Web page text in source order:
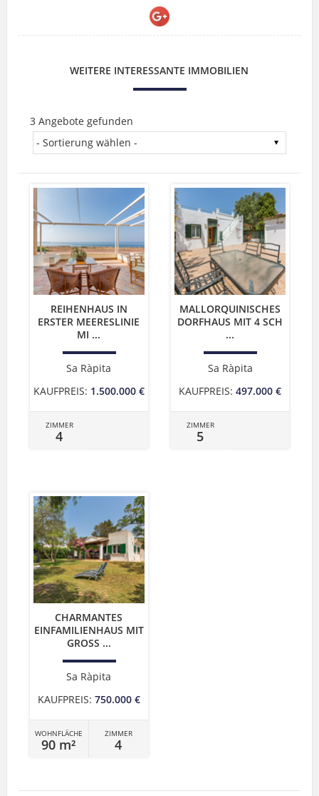
WEITERE INTERESSANTE IMMOBILIEN
3 Angebote gefunden
REIHENHAUS IN
ERSTER MEERESLINIE
MI ...
Sa Ràpita
KAUFPREIS: 1.500.000 €
ZIMMER
4
MALLORQUINISCHES
DORFHAUS MIT 4 SCH
...
Sa Ràpita
KAUFPREIS: 497.000 €
ZIMMER
5
CHARMANTES
EINFAMILIENHAUS MIT
GROSS ...
Sa Ràpita
KAUFPREIS: 750.000 €
WOHNFLÄCHE
90 m²
ZIMMER
4